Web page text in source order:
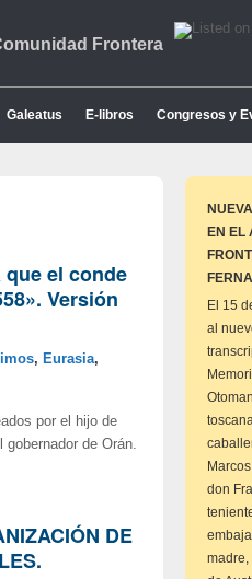
Frontera
Galeatus E-libros Congresos y
el conde
Versión
, Eurasia,
por el hijo de
de Orán.
DE
EN EL
El 15
al
don
madre,